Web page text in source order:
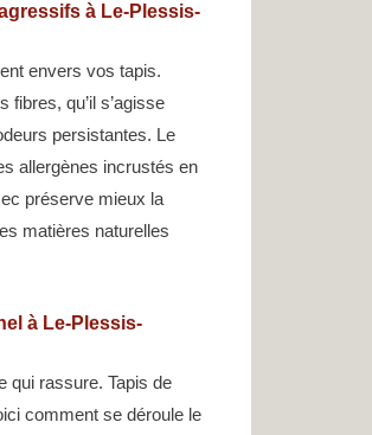
à Le-Plessis-
envers vos tapis.
fibres, qu’il s’agisse
persistantes. Le
allergènes incrustés en
préserve mieux la
matières naturelles
à Le-Plessis-
qui rassure. Tapis de
comment se déroule le